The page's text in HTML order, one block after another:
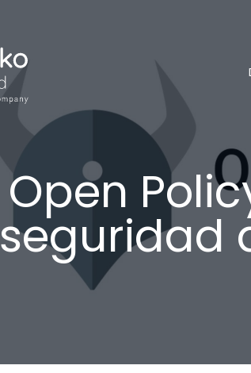
Open
seguridad